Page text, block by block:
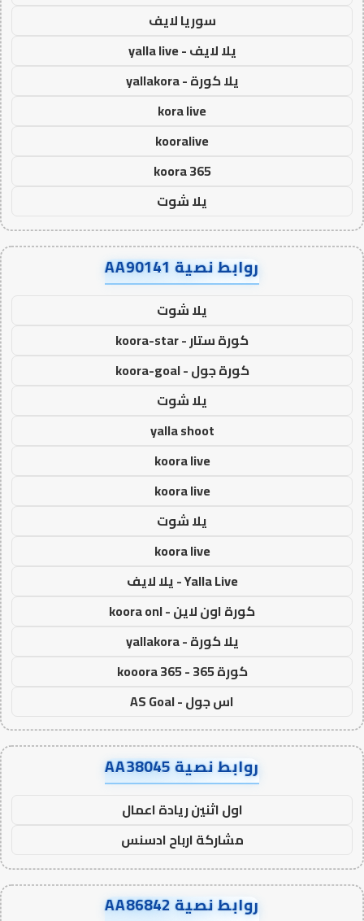
سوريا لايف
يلا لايف - yalla live
يلا كورة - yallakora
kora live
kooralive
koora 365
يلا شوت
روابط نصية AA90141
يلا شوت
كورة ستار - koora-star
كورة جول - koora-goal
يلا شوت
yalla shoot
koora live
koora live
يلا شوت
koora live
Yalla Live - يلا لايف
كورة اون لاين - koora onl
يلا كورة - yallakora
كورة 365 - kooora 365
اس جول - AS Goal
روابط نصية AA38045
اول اثنين ريادة اعمال
مشاركة ارباح ادسنس
روابط نصية AA86842